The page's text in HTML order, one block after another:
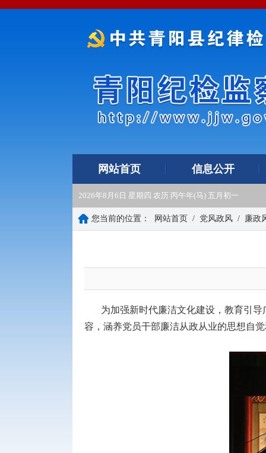
网站首页 信息公开
2026年8月6日 星期四 农历 丙午年(马) 五月初一
您当前的位置： 网站首页 / 党风政风 / 廉政
为加强新时代廉洁文化建设，教育引
容，涵养党员干部廉洁从政从业的思想自